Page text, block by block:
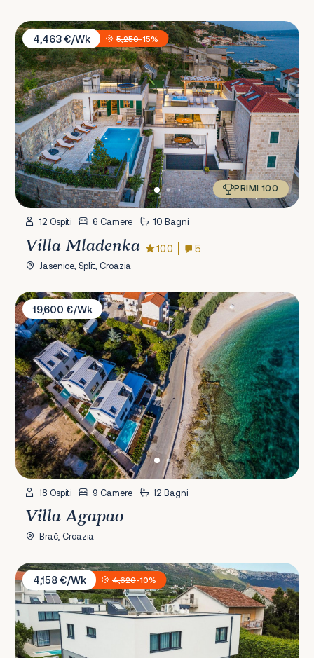
Villa Mladenka
4,463 €/Wk
5,250-15%
PRIMI 100
12 Ospiti 6 Camere 10 Bagni
Villa Mladenka 10.0 5
Jasenice, Split, Croazia
Villa Agapao
19,600 €/Wk
18 Ospiti 9 Camere 12 Bagni
Villa Agapao
Brač, Croazia
Villa Twin Ladies
4,158 €/Wk
4,620-10%